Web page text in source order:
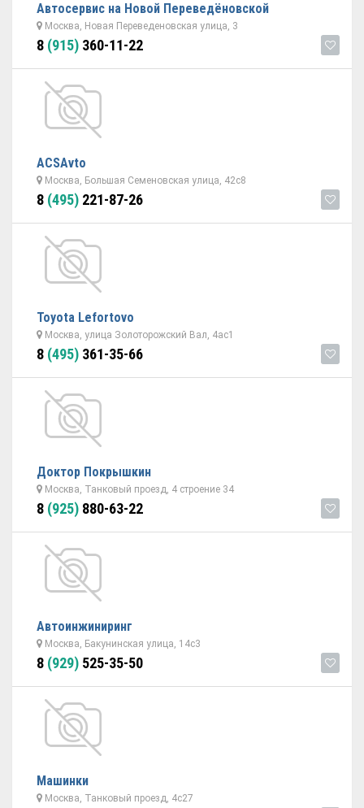
Автосервис на Новой Переведёновской
Москва, Новая Переведеновская улица, 3
8 (915) 360-11-22
ACSAvto
Москва, Большая Семеновская улица, 42с8
8 (495) 221-87-26
Toyota Lefortovo
Москва, улица Золоторожский Вал, 4ас1
8 (495) 361-35-66
Доктор Покрышкин
Москва, Танковый проезд, 4 строение 34
8 (925) 880-63-22
Автоинжиниринг
Москва, Бакунинская улица, 14с3
8 (929) 525-35-50
Машинки
Москва, Танковый проезд, 4с27